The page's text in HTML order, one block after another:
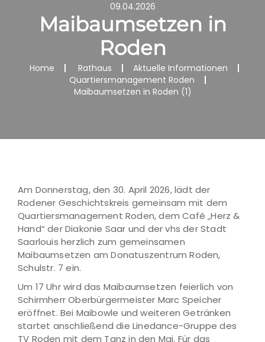
09.04.2026
Maibaumsetzen in
Roden
Home Rathaus
Aktuelle Informationen
Quartiersmanagement Roden
Maibaumsetzen in Roden (1)
Am Donnerstag, den 30. April 2026, lädt der
Rodener Geschichtskreis gemeinsam mit dem
Quartiersmanagement Roden, dem Café „Herz &
Hand“ der Diakonie Saar und der vhs der Stadt
Saarlouis herzlich zum gemeinsamen
Maibaumsetzen am Donatuszentrum Roden,
Schulstr. 7 ein.
Um 17 Uhr wird das Maibaumsetzen feierlich von
Schirmherr Oberbürgermeister Marc Speicher
eröffnet. Bei Maibowle und weiteren Getränken
startet anschließend die Linedance-Gruppe des
TV Roden mit dem Tanz in den Mai. Für das